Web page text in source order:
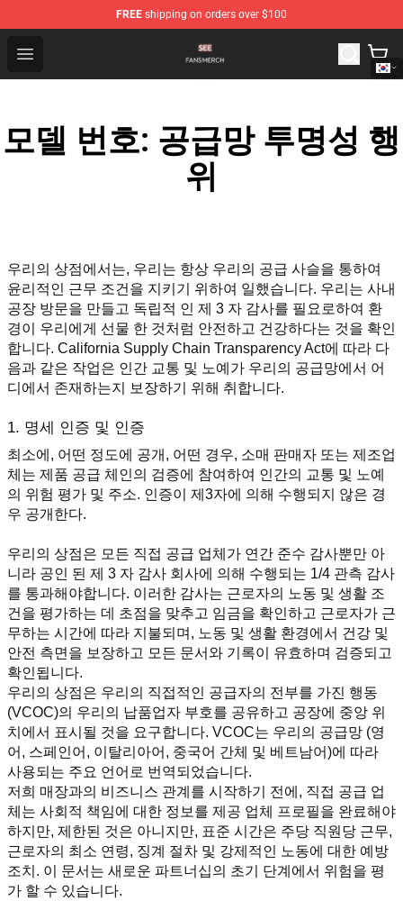
FREE shipping on orders over $100
Open menu
See Shop - Official See Merchandise Store
모델 번호: 공급망 투명성 행
위
우리의 상점에서는, 우리는 항상 우리의 공급 사슬을 통하여
윤리적인 근무 조건을 지키기 위하여 일했습니다. 우리는 사내
공장 방문을 만들고 독립적 인 제 3 자 감사를 필요로하여 환
경이 우리에게 선물 한 것처럼 안전하고 건강하다는 것을 확인
합니다. California Supply Chain Transparency Act에 따라 다
음과 같은 작업은 인간 교통 및 노예가 우리의 공급망에서 어
디에서 존재하는지 보장하기 위해 취합니다.
1. 명세 인증 및 인증
최소에, 어떤 정도에 공개, 어떤 경우, 소매 판매자 또는 제조업
체는 제품 공급 체인의 검증에 참여하여 인간의 교통 및 노예
의 위험 평가 및 주소. 인증이 제3자에 의해 수행되지 않은 경
우 공개한다.
우리의 상점은 모든 직접 공급 업체가 연간 준수 감사뿐만 아
니라 공인 된 제 3 자 감사 회사에 의해 수행되는 1/4 관측 감사
를 통과해야합니다. 이러한 감사는 근로자의 노동 및 생활 조
건을 평가하는 데 초점을 맞추고 임금을 확인하고 근로자가 근
무하는 시간에 따라 지불되며, 노동 및 생활 환경에서 건강 및
안전 측면을 보장하고 모든 문서와 기록이 유효하며 검증되고
확인됩니다.
우리의 상점은 우리의 직접적인 공급자의 전부를 가진 행동
(VCOC)의 우리의 납품업자 부호를 공유하고 공장에 중앙 위
치에서 표시될 것을 요구합니다. VCOC는 우리의 공급망 (영
어, 스페인어, 이탈리아어, 중국어 간체 및 베트남어)에 따라
사용되는 주요 언어로 번역되었습니다.
저희 매장과의 비즈니스 관계를 시작하기 전에, 직접 공급 업
체는 사회적 책임에 대한 정보를 제공 업체 프로필을 완료해야
하지만, 제한된 것은 아니지만, 표준 시간은 주당 직원당 근무,
근로자의 최소 연령, 징계 절차 및 강제적인 노동에 대한 예방
조치. 이 문서는 새로운 파트너십의 초기 단계에서 위험을 평
가 할 수 있습니다.